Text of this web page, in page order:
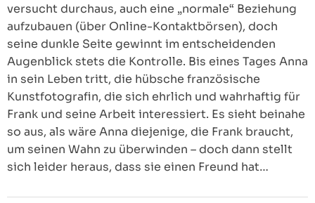
versucht durchaus, auch eine „normale“ Beziehung
aufzubauen (über Online-Kontaktbörsen), doch
seine dunkle Seite gewinnt im entscheidenden
Augenblick stets die Kontrolle. Bis eines Tages Anna
in sein Leben tritt, die hübsche französische
Kunstfotografin, die sich ehrlich und wahrhaftig für
Frank und seine Arbeit interessiert. Es sieht beinahe
so aus, als wäre Anna diejenige, die Frank braucht,
um seinen Wahn zu überwinden – doch dann stellt
sich leider heraus, dass sie einen Freund hat…